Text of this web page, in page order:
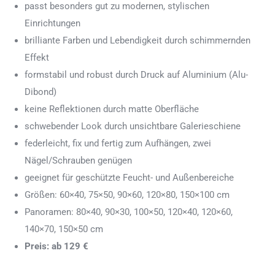
passt besonders gut zu modernen, stylischen
Einrichtungen
brilliante Farben und Lebendigkeit durch schimmernden
Effekt
formstabil und robust durch Druck auf Aluminium (Alu-
Dibond)
keine Reflektionen durch matte Oberfläche
schwebender Look durch unsichtbare Galerieschiene
federleicht, fix und fertig zum Aufhängen, zwei
Nägel/Schrauben genügen
geeignet für geschützte Feucht- und Außenbereiche
Größen: 60×40, 75×50, 90×60, 120×80, 150×100 cm
Panoramen: 80×40, 90×30, 100×50, 120×40, 120×60,
140×70, 150×50 cm
Preis: ab 129 €